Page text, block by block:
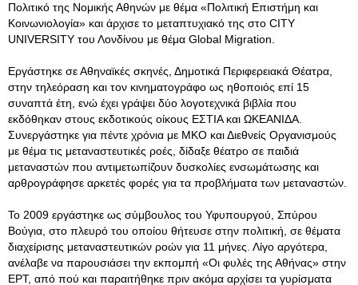
Πολιτικό της Νομικής Αθηνών με θέμα «Πολιτική Επιστήμη και
Κοινωνιολογία» και άρχισε το μεταπτυχιακό της στο CITY
UNIVERSITY του Λονδίνου με θέμα Global Migration.
Εργάστηκε σε Αθηναϊκές σκηνές, Δημοτικά Περιφερειακά Θέατρα,
στην τηλεόραση και τον κινηματογράφο ως ηθοποιός επί 15
συναπτά έτη, ενώ έχει γράψει δύο λογοτεχνικά βιβλία που
εκδόθηκαν στους εκδοτικούς οίκους ΕΣΤΙΑ και ΩΚΕΑΝΙΔΑ.
Συνεργάστηκε για πέντε χρόνια με ΜΚΟ και Διεθνείς Οργανισμούς
με θέμα τις μεταναστευτικές ροές, δίδαξε θέατρο σε παιδιά
μεταναστών που αντιμετωπίζουν δυσκολίες ενσωμάτωσης και
αρθρογράφησε αρκετές φορές για τα προβλήματα των μεταναστών.
Το 2009 εργάστηκε ως σύμβουλος του Υφυπουργού, Σπύρου
Βούγια, στο πλευρό του οποίου θήτευσε στην πολιτική, σε θέματα
διαχείρισης μεταναστευτικών ροών για 11 μήνες. Λίγο αργότερα,
ανέλαβε να παρουσιάσει την εκπομπή «Οι φυλές της Αθήνας» στην
ΕΡΤ, από πού και παραιτήθηκε πριν ακόμα αρχίσει τα γυρίσματα